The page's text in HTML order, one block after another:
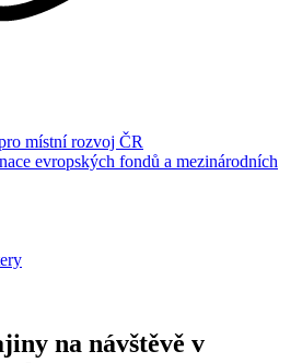
místní rozvoj ČR
evropských fondů a mezinárodních
na návštěvě v